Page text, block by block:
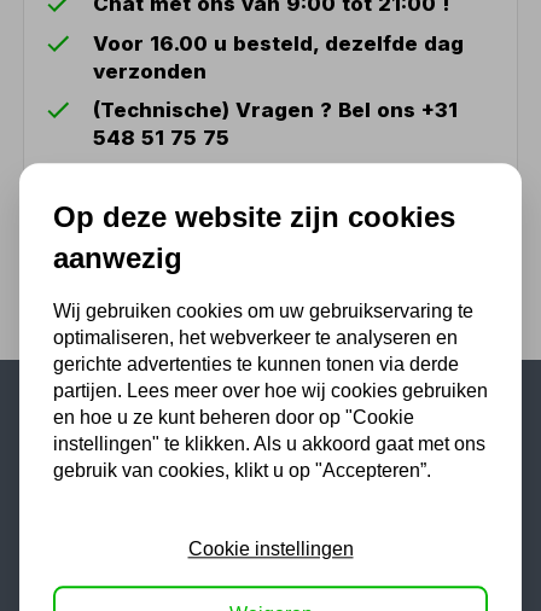
Voor 16.00 u besteld, dezelfde dag
verzonden
(Technische) Vragen ? Bel ons +31
548 51 75 75
Twents familiebedrijf sinds 1992 !
Populaire categorieën
Werkplaatsinrichting
Aggregaat
Op deze website zijn cookies
aanwezig
Wij gebruiken cookies om uw gebruikservaring te
optimaliseren, het webverkeer te analyseren en
gerichte advertenties te kunnen tonen via derde
partijen. Lees meer over hoe wij cookies gebruiken
en hoe u ze kunt beheren door op "Cookie
instellingen" te klikken. Als u akkoord gaat met ons
gebruik van cookies, klikt u op "Accepteren”.
Cookie instellingen